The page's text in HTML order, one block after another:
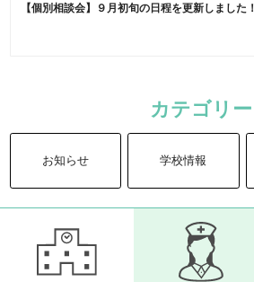
【個別相談会】９月初旬の日程を更新しました！
カテゴリー
お知らせ 学校情報